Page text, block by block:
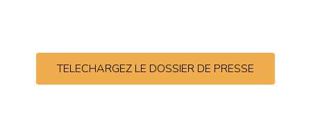
TELECHARGEZ LE DOSSIER DE PRESSE